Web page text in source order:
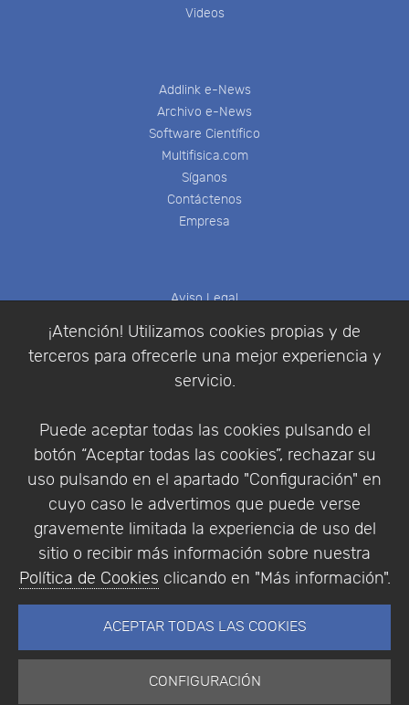
¡Atención! Utilizamos cookies propias y de
terceros para ofrecerle una mejor experiencia y
servicio.
Puede aceptar todas las cookies pulsando el
botón “Aceptar todas las cookies”, rechazar su
uso pulsando en el apartado "Configuración" en
cuyo caso le advertimos que puede verse
gravemente limitada la experiencia de uso del
sitio o recibir más información sobre nuestra
Política de Cookies clicando en "Más información".
ACEPTAR TODAS LAS COOKIES
CONFIGURACIÓN
Videos
Addlink e-News
Archivo e-News
Software Científico
Multifisica.com
Síganos
Contáctenos
Empresa
Aviso Legal
Política de Privacidad
Condiciones de compra
Identificarse
Empresa|Aviso Legal| Política de Privacidad |
Política de Cookies
© Copyright 1994 - 2026. Addlink Software
Científico, S.L.
Portugal.